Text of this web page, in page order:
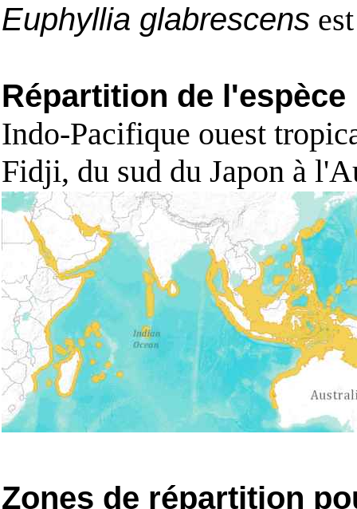
Euphyllia glabrescens
Répartition de l'espèce
Indo-Pacifique ouest
Fidji, du sud du Japon à
Zones de répartition